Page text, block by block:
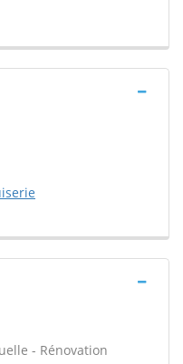
- Rénovation